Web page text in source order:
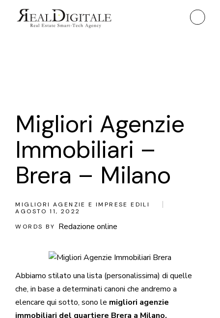
Migliori Agenzie
Immobiliari –
Brera – Milano
MIGLIORI AGENZIE E IMPRESE EDILI
AGOSTO 11, 2022
WORDS BY
Redazione online
Abbiamo stilato una lista (personalissima) di quelle
che, in base a determinati canoni che andremo a
elencare qui sotto, sono le migliori agenzie
immobiliari del quartiere Brera a Milano.